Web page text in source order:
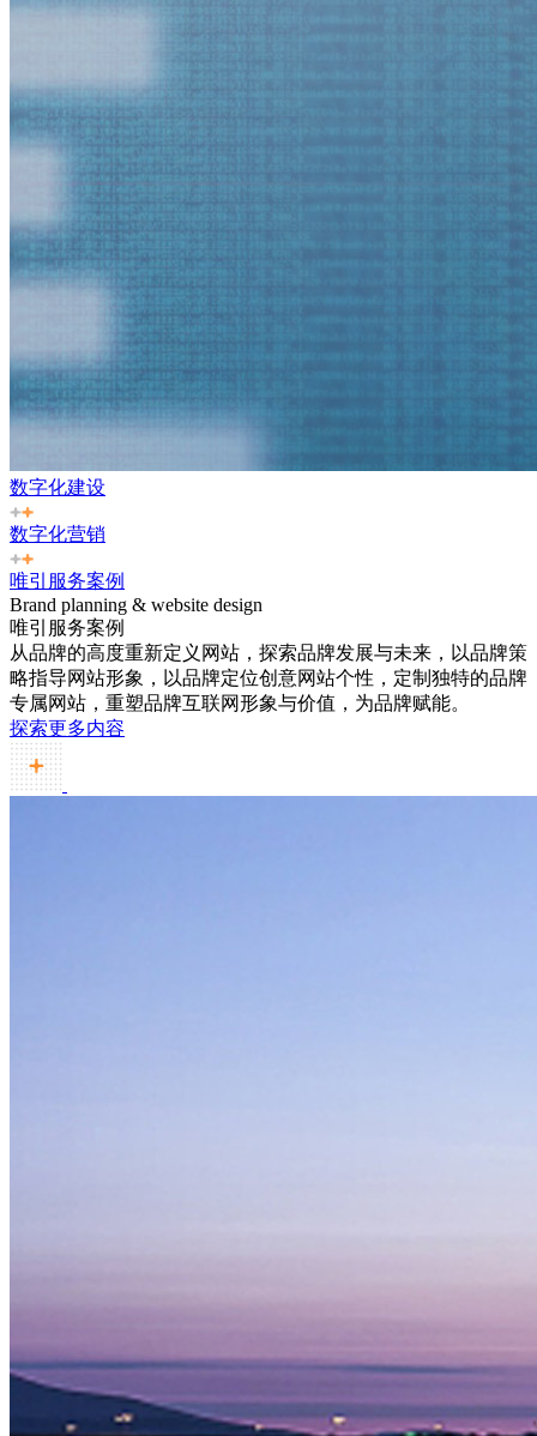
数字化建设
数字化营销
唯引服务案例
Brand planning & website design
唯引服务案例
从品牌的高度重新定义网站，探索品牌发展与未来，以品牌策
略指导网站形象，以品牌定位创意网站个性，定制独特的品牌
专属网站，重塑品牌互联网形象与价值，为品牌赋能。
探索更多内容